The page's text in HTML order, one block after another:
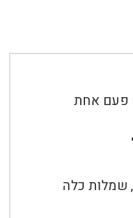
פעם אחת
, שמלות כלה